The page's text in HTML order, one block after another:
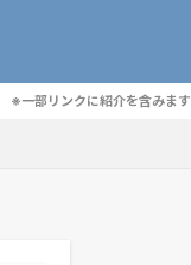
※一部リンクに紹介を含みます